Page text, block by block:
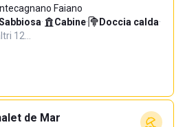
Faiano
· Cabine· Doccia calda·
12…
de Mar